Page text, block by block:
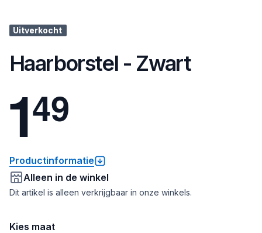
Uitverkocht
Haarborstel - Zwart
149
Productinformatie
Alleen in de winkel
Dit artikel is alleen verkrijgbaar in onze winkels.
Kies maat